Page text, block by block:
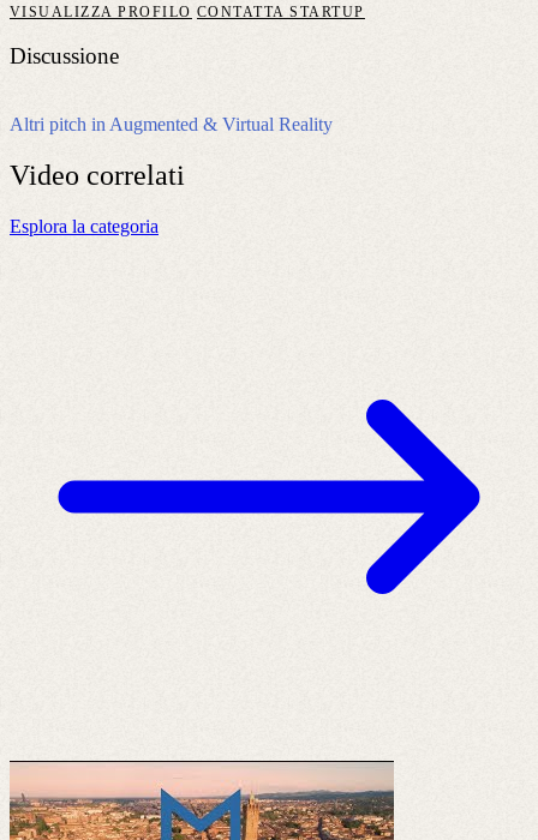
VISUALIZZA PROFILO CONTATTA STARTUP
Discussione
Altri pitch in Augmented & Virtual Reality
Video correlati
Esplora la categoria